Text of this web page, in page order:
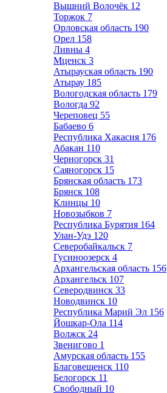
Вышний Волочёк 12
Торжок 7
Орловская область 190
Орел 158
Ливны 4
Мценск 3
Атырауская область 190
Атырау 185
Вологодская область 179
Вологда 92
Череповец 55
Бабаево 6
Республика Хакасия 176
Абакан 110
Черногорск 31
Саяногорск 15
Брянская область 173
Брянск 108
Клинцы 10
Новозыбков 7
Республика Бурятия 164
Улан-Удэ 120
Северобайкальск 7
Гусиноозерск 4
Архангельская область 156
Архангельск 107
Северодвинск 33
Новодвинск 10
Республика Марий Эл 156
Йошкар-Ола 114
Волжск 24
Звенигово 1
Амурская область 155
Благовещенск 110
Белогорск 11
Свободный 10